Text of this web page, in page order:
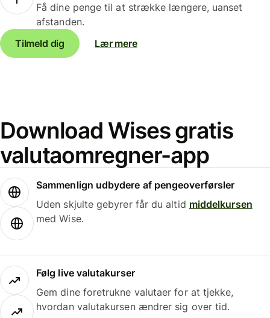
Få dine penge til at strække længere, uanset
afstanden.
Tilmeld dig
Lær mere
Download Wises gratis
valutaomregner-app
Sammenlign udbydere af pengeoverførsler
Uden skjulte gebyrer får du altid middelkursen
med Wise.
Følg live valutakurser
Gem dine foretrukne valutaer for at tjekke,
hvordan valutakursen ændrer sig over tid.